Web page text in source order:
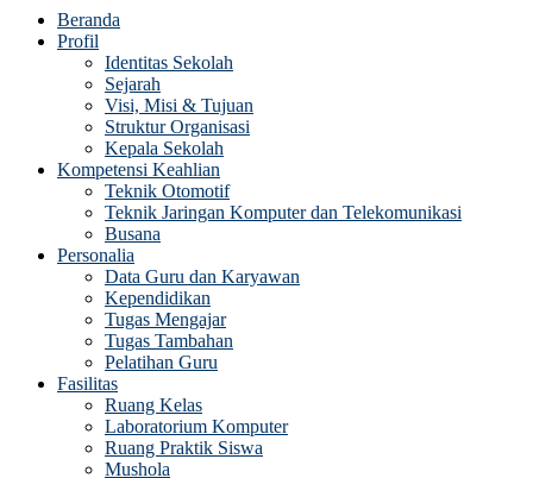
Beranda
Profil
Identitas Sekolah
Sejarah
Visi, Misi & Tujuan
Struktur Organisasi
Kepala Sekolah
Kompetensi Keahlian
Teknik Otomotif
Teknik Jaringan Komputer dan Telekomunikasi
Busana
Personalia
Data Guru dan Karyawan
Kependidikan
Tugas Mengajar
Tugas Tambahan
Pelatihan Guru
Fasilitas
Ruang Kelas
Laboratorium Komputer
Ruang Praktik Siswa
Mushola